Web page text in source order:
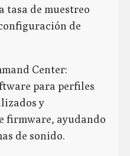
tasa de muestreo
de
Center:
para perfiles
y
firmware, ayudando
de sonido.